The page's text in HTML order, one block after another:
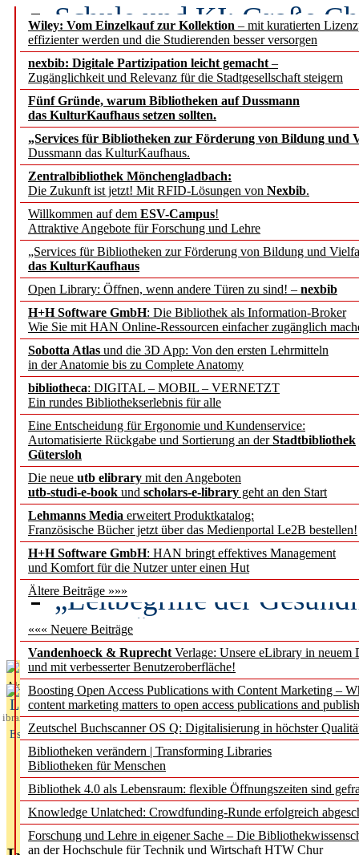
Wiley: Vom Einzelkauf zur Kollektion – mit kuratierten
effizienter werden und die Studierenden besser versorgen
nexbib: Digitale Partizipation leicht gemacht –
Zugänglichkeit und Relevanz für die Stadtgesellschaft steigern
Fünf Gründe, warum Bibliotheken auf Dussmann
das KulturKaufhaus setzen sollten.
„Services für Bibliotheken zur Förderung von Bildung und
Dussmann das KulturKaufhaus.
Zentralbibliothek Mönchengladbach:
Die Zukunft ist jetzt! Mit RFID-Lösungen von Nexbib.
Willkommen auf dem ESV-Campus!
Attraktive Angebote für Forschung und Lehre
„Services für Bibliotheken zur Förderung von Bildung und
das KulturKaufhaus
Open Library: Öffnen, wenn andere Türen zu sind! – nexbib
H+H Software GmbH: Die Bibliothek als Information-Broker
Wie Sie mit HAN Online-Ressourcen einfacher zugänglich
Sobotta Atlas und die 3D App: Von den ersten Lehrmitteln
in der Anatomie bis zu Complete Anatomy
bibliotheca: DIGITAL – MOBIL – VERNETZT
Ein rundes Bibliothekserlebnis für alle
Eine Entscheidung für Ergonomie und Kundenservice:
Automatisierte Rückgabe und Sortierung an derStadtbibliothek
Gütersloh
Die neue utb elibrary mit den Angeboten
utb-studi-e-book und scholars-e-library geht an den Start
Lehmanns Media erweitert Produktkatalog:
Französische Bücher jetzt über das Medienportal Le2B bestellen!
H+H Software GmbH: HAN bringt effektives Management
und Komfort für die Nutzer unter einen Hut
Ältere Beiträge »»»
««« Neuere Beiträge
Vandenhoeck & Ruprecht Verlage: Unsere eLibrary in neuem
und mit verbesserter Benutzeroberfläche!
Boosting Open Access Publications with Content Marketing –
content marketing matters to open access publications and
Zeutschel Buchscanner OS Q: Digitalisierung in höchster
Bibliotheken verändern | Transforming Libraries
Bibliotheken für Menschen
Bibliothek 4.0 als Lebensraum: flexible Öffnungszeiten sind
Knowledge Unlatched: Crowdfunding-Runde erfolgreich
Forschung und Lehre in eigener Sache – Die
an der Hochschule für Technik und Wirtschaft HTW Chur
Schule und KI: Große
Voraussetzungen
Erfolgreiches erstes
Segment Research –
angepasst
konstruktiv!
Mohr Siebeck
und die Zeitschrift für
Francke Attempto
EBSCO Information
Recherchefunktionen in
Sorbisches Institut neu
Geschichte und
Künstliche Intelligenz
besser zu verstehen
„Leitbegriffe der
des BIÖG erscheinen
Aktuelles aus
L
ibrary
Essentials